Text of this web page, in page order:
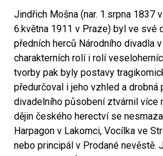
Jindřich Mošna (nar. 1.srpna 1837
6.května 1911 v Praze) byl ve své
předních herců Národního divadla
charakterních rolí i rolí
tvorby pak byly postavy
předurčoval i jeho vzhled a drobná
divadelního působení ztvárnil více
dějin českého herectví se
Harpagon v Lakomci, Vocílka ve
nebo principál v Prodané nevěstě.